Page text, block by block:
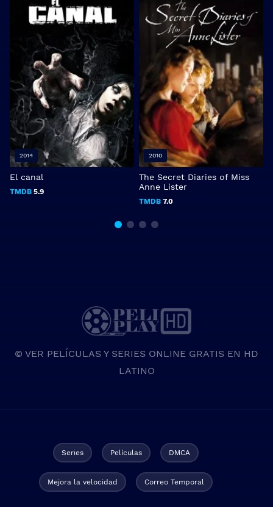
El canal
TMDB 5.9
2014
The Secret Diaries of Miss
Anne Lister
TMDB 7.0
2010
© VER PELÍCULAS Y SERIES ONLINE GRATIS EN HD
LATINO
Series Películas DMCA
Mejora la velocidad Correo Temporal